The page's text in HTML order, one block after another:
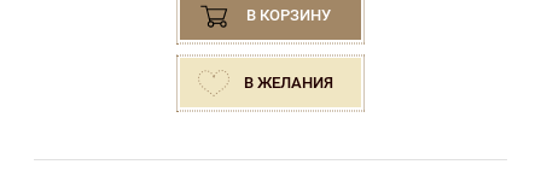
В КОРЗИНУ
В ЖЕЛАНИЯ